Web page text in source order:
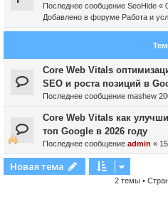
Последнее сообщение SeoHide «
Добавлено в форуме Работа и
Core Web Vitals
SEO и роста позиций в
Последнее сообщение mashew
Core Web Vitals как
топ Google в 2026 году
Последнее сообщение admin «
Новая тема
2 темы •